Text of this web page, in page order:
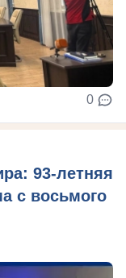
0
93-летняя
с восьмого